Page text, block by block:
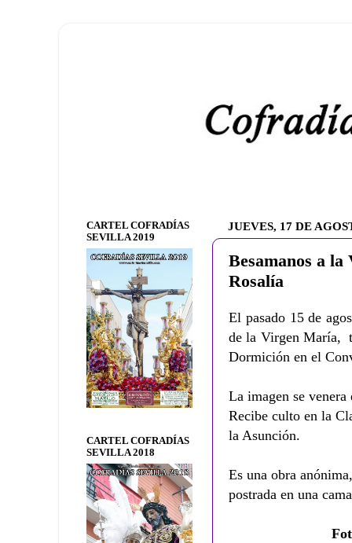
JUEVES, 17 DE
Besamanos a
Rosalía
El pasado 15 de
de la Virgen María,
Dormición en el
La imagen se
Recibe culto en la
la Asunción.
Es una obra
postrada en una
CARTEL COFRADÍAS
SEVILLA 2019
CARTEL COFRADÍAS
SEVILLA 2018